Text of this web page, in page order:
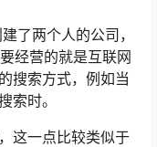
了两个人的公司，
经营的就是互联网
搜索方式，例如当
索时。
这一点比较类似于